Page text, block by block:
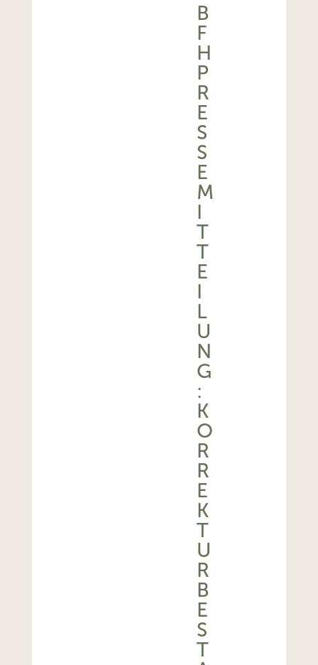
B
F
H
P
R
E
S
S
E
M
I
T
T
E
I
L
U
N
G
:
K
O
R
R
E
K
T
U
R
B
E
S
T